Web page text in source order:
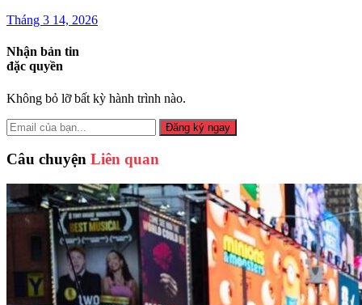
Tháng 3 14, 2026
Nhận bản tin
đặc quyền
Không bỏ lỡ bất kỳ hành trình nào.
Đăng ký ngay
Câu chuyện Liên quan